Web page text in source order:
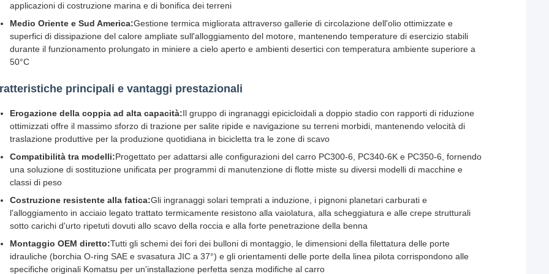
applicazioni di costruzione marina e di bonifica dei terreni
Medio Oriente e Sud America:Gestione termica migliorata attraverso gallerie di circolazione dell'olio ottimizzate e
superfici di dissipazione del calore ampliate sull'alloggiamento del motore, mantenendo temperature di esercizio stabili
durante il funzionamento prolungato in miniere a cielo aperto e ambienti desertici con temperatura ambiente superiore a
50°C
principali e vantaggi prestazionali
Erogazione della coppia ad alta capacità:Il gruppo di ingranaggi epicicloidali a doppio stadio con rapporti di riduzione
ottimizzati offre il massimo sforzo di trazione per salite ripide e navigazione su terreni morbidi, mantenendo velocità di
traslazione produttive per la produzione quotidiana in bicicletta tra le zone di scavo
Compatibilità tra modelli:Progettato per adattarsi alle configurazioni del carro PC300-6, PC340-6K e PC350-6, fornendo
una soluzione di sostituzione unificata per programmi di manutenzione di flotte miste su diversi modelli di macchine e
classi di peso
Costruzione resistente alla fatica:Gli ingranaggi solari temprati a induzione, i pignoni planetari carburati e
l'alloggiamento in acciaio legato trattato termicamente resistono alla vaiolatura, alla scheggiatura e alle crepe strutturali
sotto carichi d'urto ripetuti dovuti allo scavo della roccia e alla forte penetrazione della benna
Montaggio OEM diretto:Tutti gli schemi dei fori dei bulloni di montaggio, le dimensioni della filettatura delle porte
idrauliche (borchia O-ring SAE e svasatura JIC a 37°) e gli orientamenti delle porte della linea pilota corrispondono alle
specifiche originali Komatsu per un'installazione perfetta senza modifiche al carro